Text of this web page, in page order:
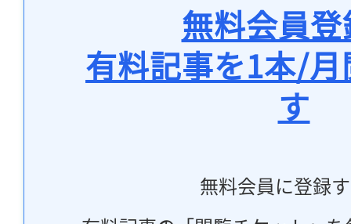
無料会員
有料記事を1本/
す
無料会員に登録